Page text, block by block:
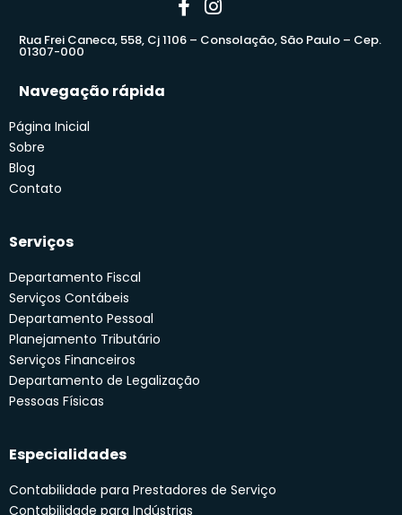
Rua Frei Caneca, 558, Cj 1106 – Consolação, São Paulo – Cep.
01307-000
Navegação rápida
Página Inicial
Sobre
Blog
Contato
Serviços
Departamento Fiscal
Serviços Contábeis
Departamento Pessoal
Planejamento Tributário
Serviços Financeiros
Departamento de Legalização
Pessoas Físicas
Especialidades
Contabilidade para Prestadores de Serviço
Contabilidade para Indústrias